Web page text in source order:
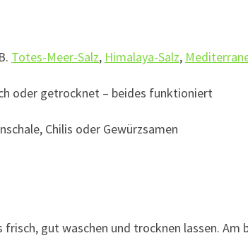
Totes-Meer-Salz, Himalaya-Salz,
oder getrocknet – beides funktioniert
Chilis oder Gewürzsamen
frisch, gut waschen und trocknen lassen.